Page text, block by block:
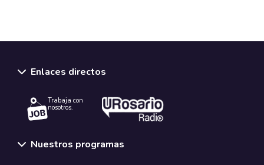
Enlaces directos
Trabaja con
nosotros.
Nuestros programas